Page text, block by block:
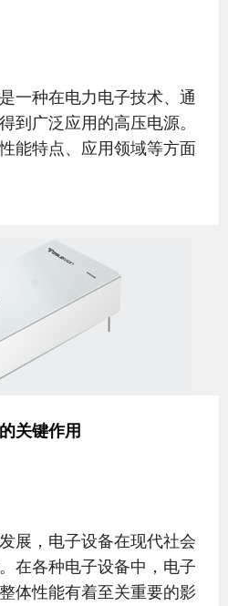
一种在电力电子技术、通
到广泛应用的高压电源。
能特点、应用领域等方面
关键作用
展，电子设备在现代社会
在各种电子设备中，电子
体性能有着至关重要的影